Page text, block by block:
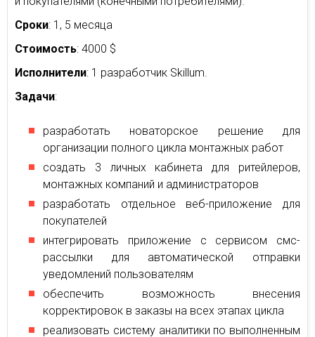
Сроки: 1, 5 месяца
Стоимость: 4000 $
Исполнители: 1 разработчик Skillum.
Задачи:
разработать новаторское решение для
организации полного цикла монтажных работ
создать 3 личных кабинета для ритейлеров,
монтажных компаний и администраторов
разработать отдельное веб-приложение для
покупателей
интегрировать приложение с сервисом смс-
рассылки для автоматической отправки
уведомлений пользователям
обеспечить возможность внесения
корректировок в заказы на всех этапах цикла
реализовать систему аналитики по выполненным